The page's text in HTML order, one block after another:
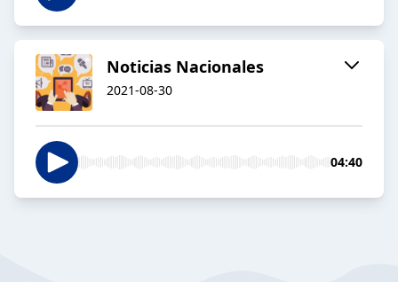
Noticias Nacionales
2021-08-30
04:40